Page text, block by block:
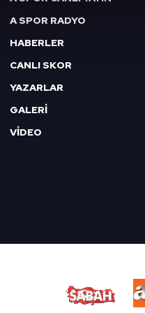
Sizlere daha iyi bir hizmet
çerezler vasıtasıyla çeşitli
amacıyla kullanılmaktadır.
reklam/pazarlama
Çerezlere ilişkin tercihlerinizi
butonuna tıklayabilir,
Çerez
6698 sayılı Kişisel Verilerin
mevzuata uygun olarak
A SPOR RADYO
HABERLER
CANLI SKOR
YAZARLAR
GALERİ
VİDEO